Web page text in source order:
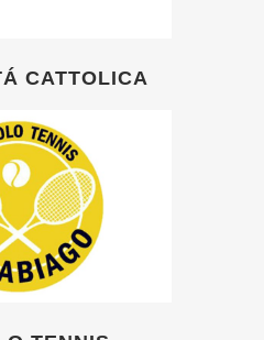
CATTOLICA